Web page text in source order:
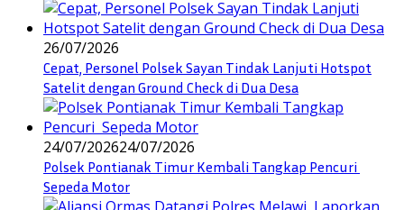
26/07/2026
Cepat, Personel Polsek Sayan Tindak Lanjuti Hotspot
Satelit dengan Ground Check di Dua Desa
24/07/202624/07/2026
Polsek Pontianak Timur Kembali Tangkap Pencuri
Sepeda Motor